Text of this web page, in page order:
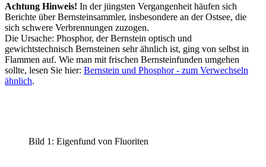
Achtung Hinweis! In der jüngsten Vergangenheit häufen sich
Berichte über Bernsteinsammler, insbesondere an der Ostsee, die
sich schwere Verbrennungen zuzogen.
Die Ursache: Phosphor, der Bernstein optisch und
gewichtstechnisch Bernsteinen sehr ähnlich ist, ging von selbst in
Flammen auf. Wie man mit frischen Bernsteinfunden umgehen
sollte, lesen Sie hier: Bernstein und Phosphor - zum Verwechseln
ähnlich.
Bild 1: Eigenfund von Fluoriten